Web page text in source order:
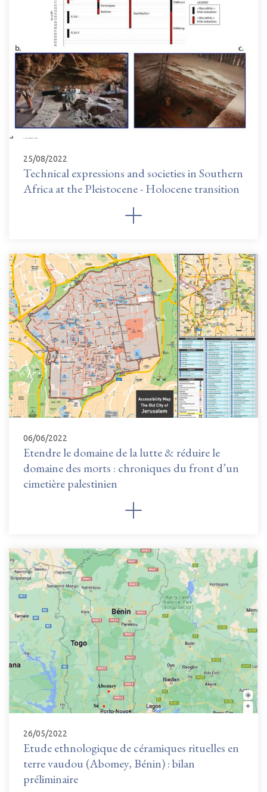
25/08/2022
Technical expressions and societies in Southern
Africa at the Pleistocene - Holocene transition
06/06/2022
Etendre le domaine de la lutte & réduire le
domaine des morts : chroniques du front d’un
cimetière palestinien
26/05/2022
Etude ethnologique de céramiques rituelles en
terre vaudou (Abomey, Bénin) : bilan
préliminaire